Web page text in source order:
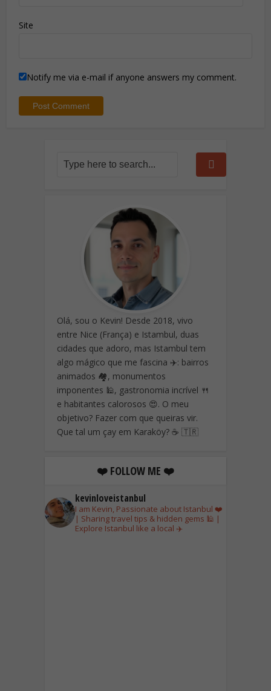
Site
Notify me via e-mail if anyone answers my comment.
Olá, sou o Kevin! Desde 2018, vivo
entre Nice (França) e Istambul, duas
cidades que adoro, mas Istambul tem
algo mágico que me fascina ✈️: bairros
animados 🏘️, monumentos
imponentes 🕌, gastronomia incrível 🍴
e habitantes calorosos 😍. O meu
objetivo? Fazer com que queiras vir.
Que tal um çay em Karaköy? ☕ 🇹🇷
❤️ FOLLOW ME ❤️
kevinloveistanbul
I am Kevin, Passionate about Istanbul ❤️
| Sharing travel tips & hidden gems 🕌 |
Explore Istanbul like a local ✈️